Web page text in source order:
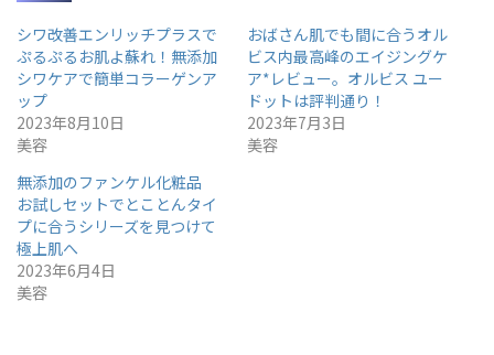
シワ改善エンリッチプラスで
ぷるぷるお肌よ蘇れ！無添加
シワケアで簡単コラーゲンア
ップ
2023年8月10日
美容
おばさん肌でも間に合うオル
ビス内最高峰のエイジングケ
ア*レビュー。オルビス ユー
ドットは評判通り！
2023年7月3日
美容
無添加のファンケル化粧品
お試しセットでとことんタイ
プに合うシリーズを見つけて
極上肌へ
2023年6月4日
美容